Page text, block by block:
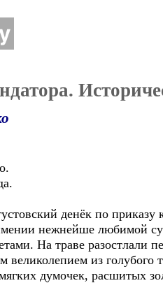
денёк по приказу
нежнейше любимой
На траве разостлали
великолепием из голубого
думочек, расшитых